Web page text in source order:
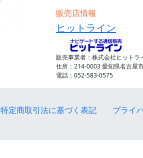
販売店情報
ヒットライン
販売事業者：株式会社ヒットラ
住所：214-0003 愛知県名古屋
電話：052-583-0575
特定商取引法に基づく表記 プライ